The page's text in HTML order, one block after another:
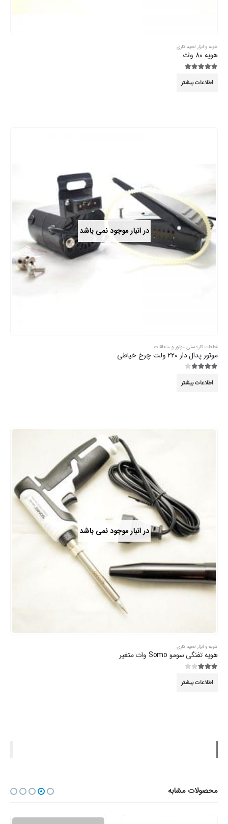
هویه و ابزار لحیم کاری
هویه 80 وات
اطلاعات بیشتر
در انبار موجود نمی باشد
قطعات کاردستی, موتور و متعلقات
موتور پدال دار 220 ولت چرخ خیاطی
اطلاعات بیشتر
در انبار موجود نمی باشد
هویه و ابزار لحیم کاری
هویه تفنگی سومو Somo وات متغیر
اطلاعات بیشتر
محصولات مشابه